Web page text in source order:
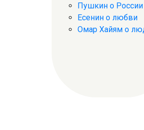
Пушкин о России
Есенин о любви
Омар Хайям о